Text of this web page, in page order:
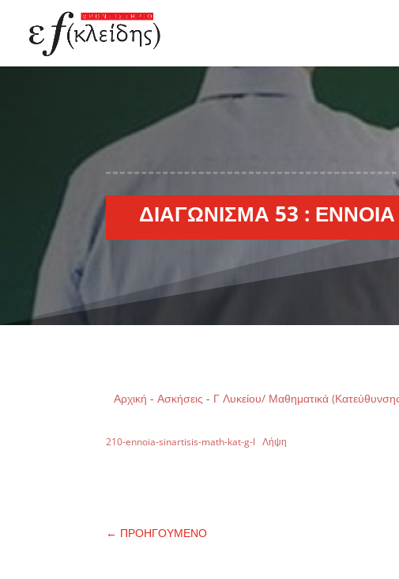
ΔΙΑΓΏΝΙΣΜΑ 53 :
Αρχική -Ασκήσεις - Γ Λυκείου/ Μαθηματικά
210-ennoia-sinartisis-math-kat-g-l Λήψη
← ΠΡΟΗΓΟΥΜΕΝΟ